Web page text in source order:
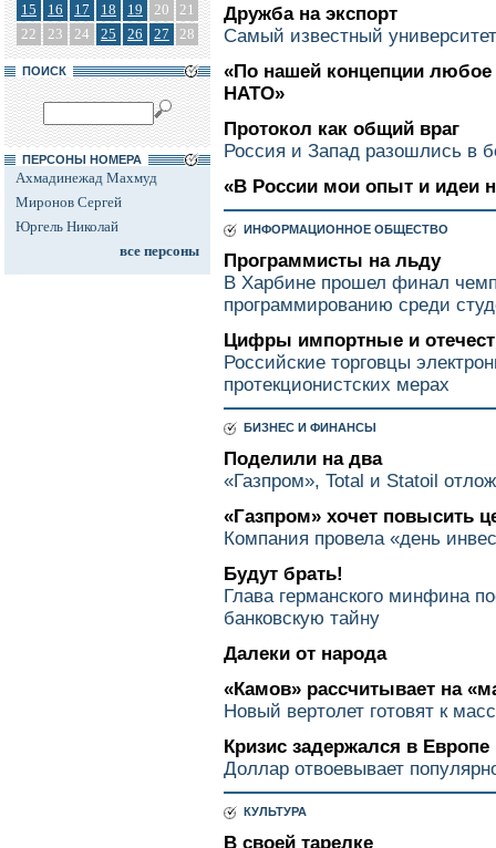
15
16 17 18 19 20
21
22
23 24 25 26 27 28
ПОИСК
ПЕРСОНЫ НОМЕРА
Ахмадинежад Махмуд
Миронов Сергей
Юргель Николай
все персоны
Дружба на экспорт
Самый известный
«По нашей концепции любое
НАТО»
Протокол как общий враг
Россия и Запад разошлись в
«В России мои опыт и идеи
ИНФОРМАЦИОННОЕ ОБЩЕСТВО
Программисты на льду
В Харбине прошел финал
программированию среди
Цифры импортные и
Российские торговцы
протекционистских мерах
БИЗНЕС И ФИНАНСЫ
Поделили на два
«Газпром», Total и Statoil
«Газпром» хочет повысить
Компания провела «день
Будут брать!
Глава германского минфина
банковскую тайну
Далеки от народа
«Камов» рассчитывает на
Новый вертолет готовят к
Кризис задержался в Европе
Доллар отвоевывает
КУЛЬТУРА
В своей тарелке